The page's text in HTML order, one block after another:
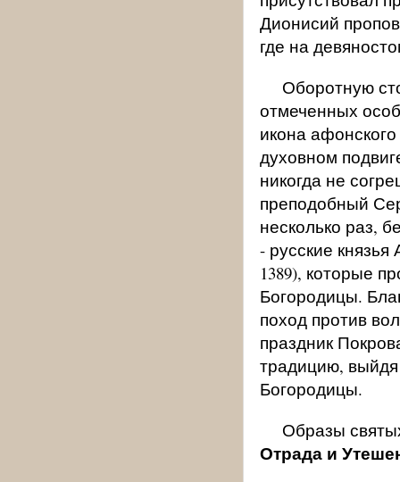
Дионисий
где на
Оборотную
отмеченных
икона
духовном
никогда не
преподобный
несколько раз,
- русские
1389), которые
Богородицы.
поход против
праздник
традицию, выйдя
Богородицы.
Образы
Отрада и